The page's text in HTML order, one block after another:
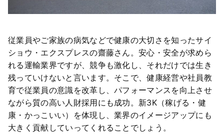
従業員やご家族の病気などで健康の大切さを知ったサイ
ショウ・エクスプレスの齋藤さん。安心・安全が求めら
れる運輸業界ですが、競争も激化し、それだけでは生き
残っていけないと言います。そこで、健康経営や社員教
育で従業員の意識を改革し、パフォーマンスを向上させ
ながら質の高い人財採用にも成功。新3K（稼げる・健
康・かっこいい）を体現し、業界のイメージアップにも
大きく貢献していってくれることでしょう。